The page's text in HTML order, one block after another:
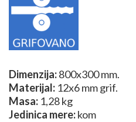
Dimenzija:800x300 mm.
Materijal: 12x6 mm grif.
Masa: 1,28 kg
Jedinica mere:kom